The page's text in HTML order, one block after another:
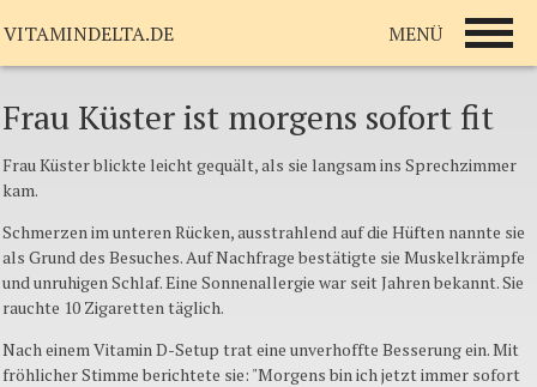
Frau Küster ist morgens sofort fit
FrauKüsterblickte leichtgequält,als sie langsamins Sprechzimmer
kam.
SchmerzenimunterenRücken,ausstrahlendaufdie Hüften nannte sie
als Grunddes Besuches.AufNachfrage bestätigte sie Muskelkrämpfe
undunruhigenSchlaf.Eine Sonnenallergie war seitJahrenbekannt.Sie
rauchte 10 Zigarettentäglich.
NacheinemVitamin D-Setup trateine unverhoffte Besserungein.Mit
fröhlicherStimme berichtete sie: "Morgens binichjetztimmer sofort
VITAMINDELTA.DE MENÜ